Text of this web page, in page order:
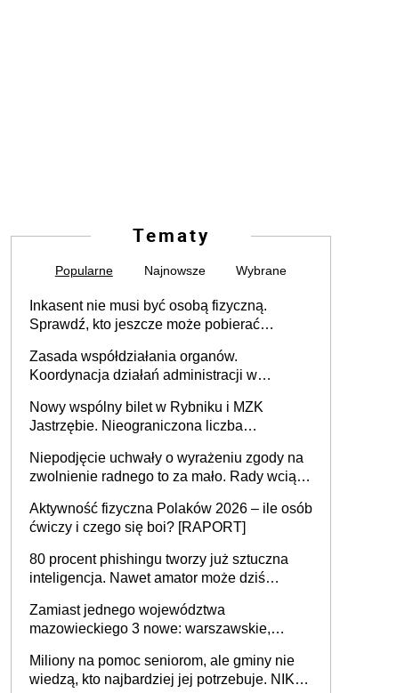
Tematy
Popularne Najnowsze Wybrane
Inkasent nie musi być osobą fizyczną.
Sprawdź, kto jeszcze może pobierać
Zasada współdziałania organów.
Koordynacja działań administracji w
Nowy wspólny bilet w Rybniku i MZK
Jastrzębie. Nieograniczona liczba
Niepodjęcie uchwały o wyrażeniu zgody na
zwolnienie radnego to za mało. Rady wciąż
rozstrzygać sprawy
Aktywność fizyczna Polaków 2026 – ile osób
ćwiczy i czego się boi? [RAPORT]
80 procent phishingu tworzy już sztuczna
inteligencja. Nawet amator może dziś
Zamiast jednego województwa
mazowieckiego 3 nowe: warszawskie,
Europie nie ma tak dużych jednostek
stołecznych
Miliony na pomoc seniorom, ale gminy nie
wiedzą, kto najbardziej jej potrzebuje. NIK